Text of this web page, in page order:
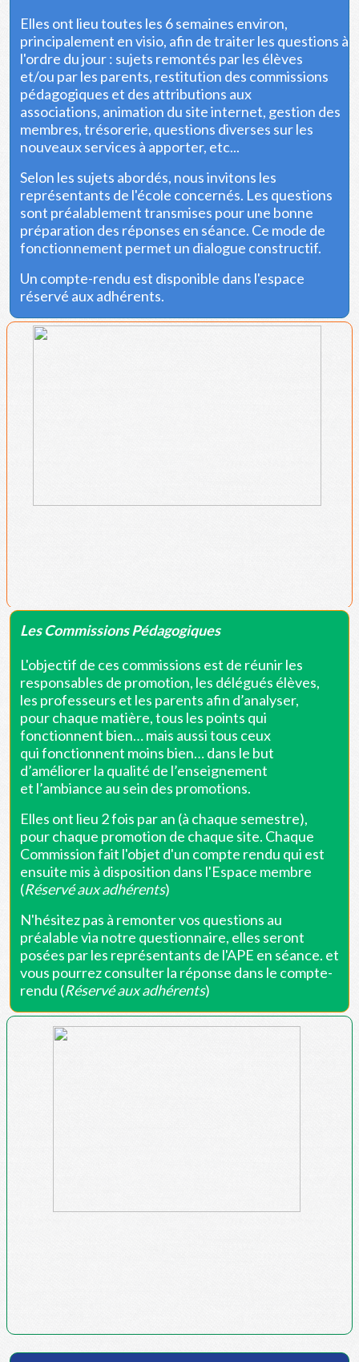
Elles ont lieu toutes les 6 semaines environ,
principalement en visio, afin de traiter les questions à
l'ordre du jour : sujets remontés par les élèves
et/ou par les parents, restitution des commissions
pédagogiques et des attributions aux
associations, animation du site internet, gestion des
membres, trésorerie, questions diverses sur les
nouveaux services à apporter, etc...
Selon les sujets abordés, nous invitons les
représentants de l'école concernés. Les questions
sont préalablement transmises pour une bonne
préparation des réponses en séance. Ce mode de
fonctionnement permet un dialogue constructif.
Un compte-rendu est disponible dans l'espace
réservé aux adhérents.
Les Commissions Pédagogiques
L'objectif de ces commissions est de réunir les
responsables de promotion, les délégués élèves,
les professeurs et les parents afin d’analyser,
pour chaque matière, tous les points qui
fonctionnent bien… mais aussi tous ceux
qui fonctionnent moins bien… dans le but
d’améliorer la qualité de l’enseignement
et l’ambiance au sein des promotions.
Elles ont lieu 2 fois par an (à chaque semestre),
pour chaque promotion de chaque site. Chaque
Commission fait l'objet d'un compte rendu qui est
ensuite mis à disposition dans l'Espace membre
(Réservé aux adhérents)
N'hésitez pas à remonter vos questions au
préalable via notre questionnaire, elles seront
posées par les représentants de l'APE en séance. et
vous pourrez consulter la réponse dans le compte-
rendu (Réservé aux adhérents)